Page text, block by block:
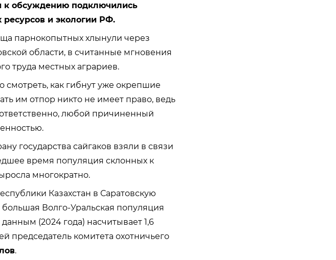
к обсуждению подключились
и экологии РФ.
парнокопытных хлынули через
области, в считанные мгновения
труда местных аграриев.
как гибнут уже окрепшие
им отпор никто не имеет право, ведь
любой причиненный
государства сайгаков взяли в связи
время популяция склонных к
многократно.
Казахстан в Саратовскую
Волго-Уральская популяция
(2024 года) насчитывает 1,6
председатель комитета охотничьего
.